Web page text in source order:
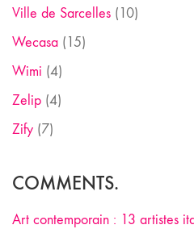
Ville de Sarcelles (10)
Wecasa (15)
Wimi (4)
Zelip (4)
Zify (7)
COMMENTS.
Art contemporain : 13 artistes